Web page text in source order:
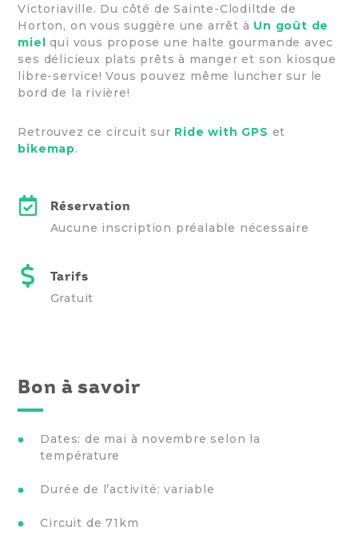
Victoriaville. Du côté de Sainte-Clodiltde de
Horton, on vous suggère une arrêt à Un goût de
miel qui vous propose une halte gourmande avec
ses délicieux plats prêts à manger et son kiosque
libre-service! Vous pouvez même luncher sur le
bord de la rivière!
Retrouvez ce circuit sur Ride with GPS et
bikemap.
Réservation
Aucune inscription préalable nécessaire
Tarifs
Gratuit
Bon à savoir
Dates: de mai à novembre selon la
température
Durée de l’activité: variable
Circuit de 71km